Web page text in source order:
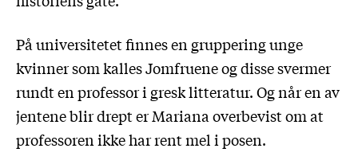
På universitetet finnes en gruppering unge
kvinner som kalles Jomfruene og disse svermer
rundt en professor i gresk litteratur. Og når en av
jentene blir drept er Mariana overbevist om at
professoren ikke har rent mel i posen.